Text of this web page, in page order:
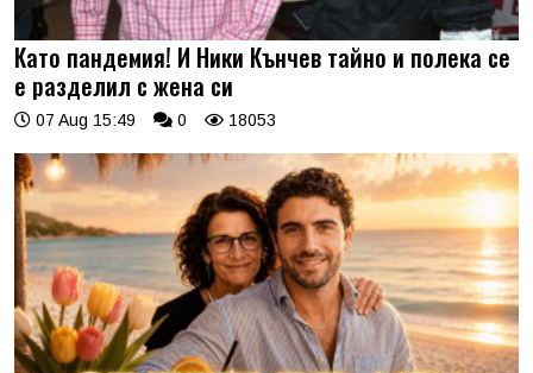
Като пандемия! И Ники Кънчев тайно и полека се
е разделил с жена си
07 Aug 15:49 0 18053